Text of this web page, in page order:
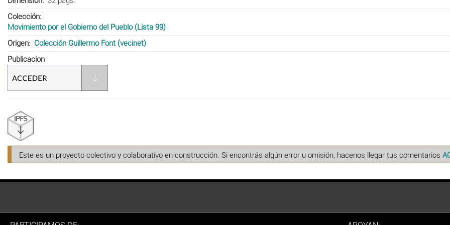
Colección
Movimiento por el Gobierno del Pueblo (Lista 99)
Origen
Colección Guillermo Font (vecinet)
Publicacion
Este es un proyecto colectivo y colaborativo en construcción. Si encontrás algún error u omisión, hacenos llegar tus comentarios